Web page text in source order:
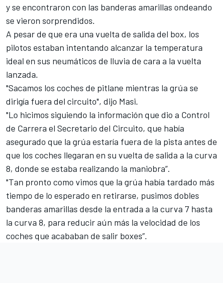
y se encontraron con las banderas amarillas ondeando
se vieron sorprendidos.
A pesar de que era una vuelta de salida del box, los
pilotos estaban intentando alcanzar la temperatura
ideal en sus neumáticos de lluvia de cara a la vuelta
lanzada.
"Sacamos los coches de pitlane mientras la grúa se
dirigía fuera del circuito", dijo Masi.
"Lo hicimos siguiendo la información que dio a Control
de Carrera el Secretario del Circuito, que había
asegurado que la grúa estaría fuera de la pista antes de
que los coches llegaran en su vuelta de salida a la curva
8, donde se estaba realizando la maniobra”.
"Tan pronto como vimos que la grúa había tardado más
tiempo de lo esperado en retirarse, pusimos dobles
banderas amarillas desde la entrada a la curva 7 hasta
la curva 8, para reducir aún más la velocidad de los
coches que acababan de salir boxes”.